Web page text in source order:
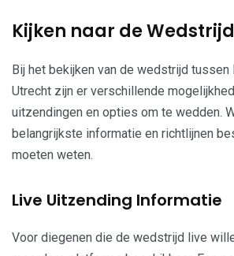
Kijken naar de Wedstrijd
Bij het bekijken van de wedstrijd tussen
Utrecht zijn er verschillende
uitzendingen en opties om te wedden.
belangrijkste informatie en richtlijnen
moeten weten.
Live Uitzending Informatie
Voor diegenen die de wedstrijd live